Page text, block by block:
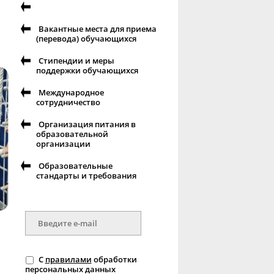
Вакантные места для приема
(перевода) обучающихся
Стипендии и меры
поддержки обучающихся
Международное
сотрудничество
Организация питания в
образовательной
организации
Образовательные
стандарты и требования
С правилами обработки
персональных данных